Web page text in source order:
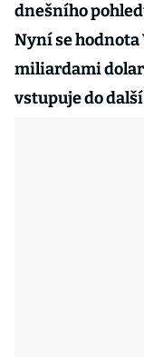
dnešního
Nyní se
miliardami
vstupuje do